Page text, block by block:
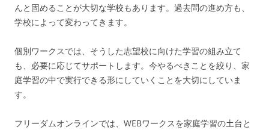
んと固めることが大切な学校もあります。過去問の進め方も、
学校によって変わってきます。
個別ワークスでは、そうした志望校に向けた学習の組み立て
も、必要に応じてサポートします。今やるべきことを絞り、家
庭学習の中で実行できる形にしていくことを大切にしていま
す。
フリーダムオンラインでは、WEBワークスを家庭学習の土台と